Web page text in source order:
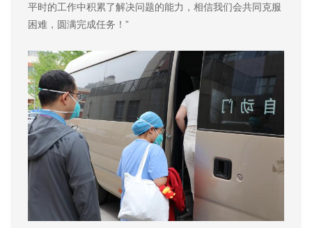
平时的工作中积累了解决问题的能力，相信我们会共同克服
困难，圆满完成任务！”